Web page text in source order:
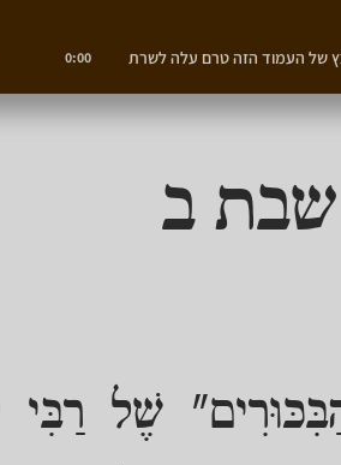
שבת ב
שֶׁל רַבִּי
של העמוד הזה טרם עלה לשרת 0:00